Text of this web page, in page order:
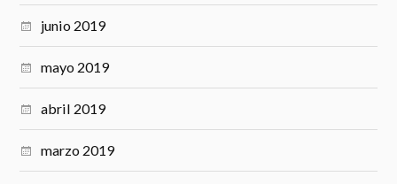
junio 2019
mayo 2019
abril 2019
marzo 2019